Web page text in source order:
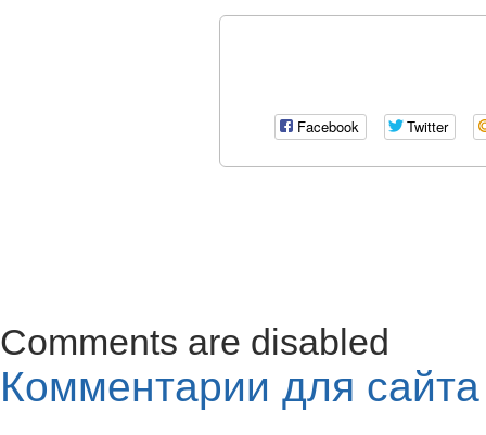
Facebook Twitter
Comments are disabled
Комментарии для